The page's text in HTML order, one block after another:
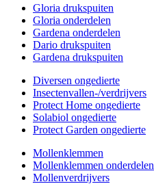
Gloria drukspuiten
Gloria onderdelen
Gardena onderdelen
Dario drukspuiten
Gardena drukspuiten
Diversen ongedierte
Insectenvallen-/verdrijvers
Protect Home ongedierte
Solabiol ongedierte
Protect Garden ongedierte
Mollenklemmen
Mollenklemmen onderdelen
Mollenverdrijvers